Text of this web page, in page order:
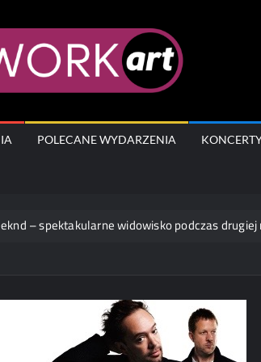
POLECANE WYDARZENIA
widowisko podczas drugiej nocy w